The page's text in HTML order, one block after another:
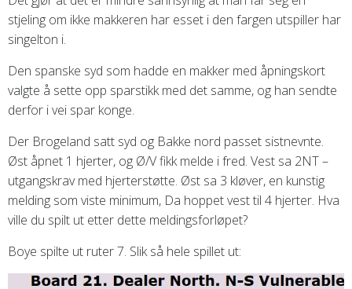
stjeling om ikke makkeren har esset i den fargen utspiller har
singelton i.
Den spanske syd som hadde en makker med åpningskort
valgte å sette opp sparstikk med det samme, og han sendte
derfor i vei spar konge.
Der Brogeland satt syd og Bakke nord passet sistnevnte.
Øst åpnet 1 hjerter, og Ø/V fikk melde i fred. Vest sa 2NT –
utgangskrav med hjerterstøtte. Øst sa 3 kløver, en kunstig
melding som viste minimum, Da hoppet vest til 4 hjerter. Hva
ville du spilt ut etter dette meldingsforløpet?
Boye spilte ut ruter 7. Slik så hele spillet ut: